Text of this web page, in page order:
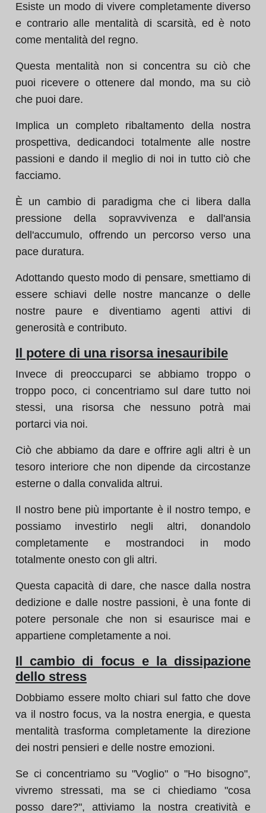
Esiste un modo di vivere completamente diverso
e contrario alle mentalità di scarsità, ed è noto
come mentalità del regno.
Questa mentalità non si concentra su ciò che
puoi ricevere o ottenere dal mondo, ma su ciò
che puoi dare.
Implica un completo ribaltamento della nostra
prospettiva, dedicandoci totalmente alle nostre
passioni e dando il meglio di noi in tutto ciò che
facciamo.
È un cambio di paradigma che ci libera dalla
pressione della sopravvivenza e dall'ansia
dell'accumulo, offrendo un percorso verso una
pace duratura.
Adottando questo modo di pensare, smettiamo di
essere schiavi delle nostre mancanze o delle
nostre paure e diventiamo agenti attivi di
generosità e contributo.
Il potere di una risorsa inesauribile
Invece di preoccuparci se abbiamo troppo o
troppo poco, ci concentriamo sul dare tutto noi
stessi, una risorsa che nessuno potrà mai
portarci via noi.
Ciò che abbiamo da dare e offrire agli altri è un
tesoro interiore che non dipende da circostanze
esterne o dalla convalida altrui.
Il nostro bene più importante è il nostro tempo, e
possiamo investirlo negli altri, donandolo
completamente e mostrandoci in modo
totalmente onesto con gli altri.
Questa capacità di dare, che nasce dalla nostra
dedizione e dalle nostre passioni, è una fonte di
potere personale che non si esaurisce mai e
appartiene completamente a noi.
Il cambio di focus e la dissipazione
dello stress
Dobbiamo essere molto chiari sul fatto che dove
va il nostro focus, va la nostra energia, e questa
mentalità trasforma completamente la direzione
dei nostri pensieri e delle nostre emozioni.
Se ci concentriamo su "Voglio" o "Ho bisogno",
vivremo stressati, ma se ci chiediamo "cosa
posso dare?", attiviamo la nostra creatività e